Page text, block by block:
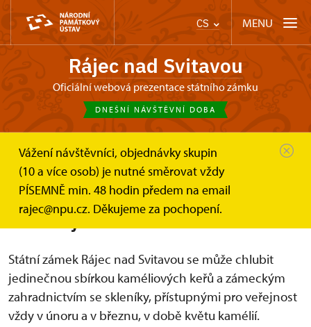
CS MENU
Rájec nad Svitavou
Oficiální webová prezentace státního zámku
DNEŠNÍ NÁVŠTĚVNÍ DOBA
Vážení návštěvníci, objednávky skupin
(10 a více osob) je nutné směrovat vždy
PÍSEMNĚ min. 48 hodin předem na email
rajec@npu.cz. Děkujeme za pochopení.
Zámek Rájec nad Svitavou Rájecké kamélie
,,Rájecké kamélie" a zámecké
skleníky
Státní zámek Rájec nad Svitavou se může chlubit
jedinečnou sbírkou kaméliových keřů a zámeckým
zahradnictvím se skleníky, přístupnými pro veřejnost
vždy v únoru a v březnu, v době květu kamélií.